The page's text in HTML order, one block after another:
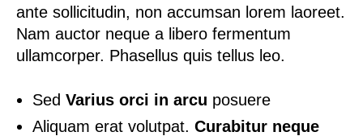
ante sollicitudin, non accumsan lorem laoreet.
Nam auctor neque a libero fermentum
ullamcorper. Phasellus quis tellus leo.
Sed Varius orci in arcu posuere
Aliquam erat volutpat. Curabitur neque